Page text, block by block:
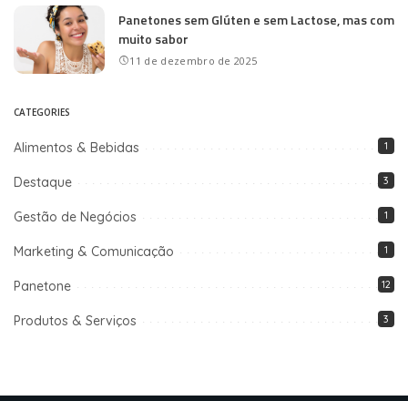
Panetones sem Glúten e sem Lactose, mas com
muito sabor
11 de dezembro de 2025
CATEGORIES
Alimentos & Bebidas 1
Destaque 3
Gestão de Negócios 1
Marketing & Comunicação 1
Panetone 12
Produtos & Serviços 3